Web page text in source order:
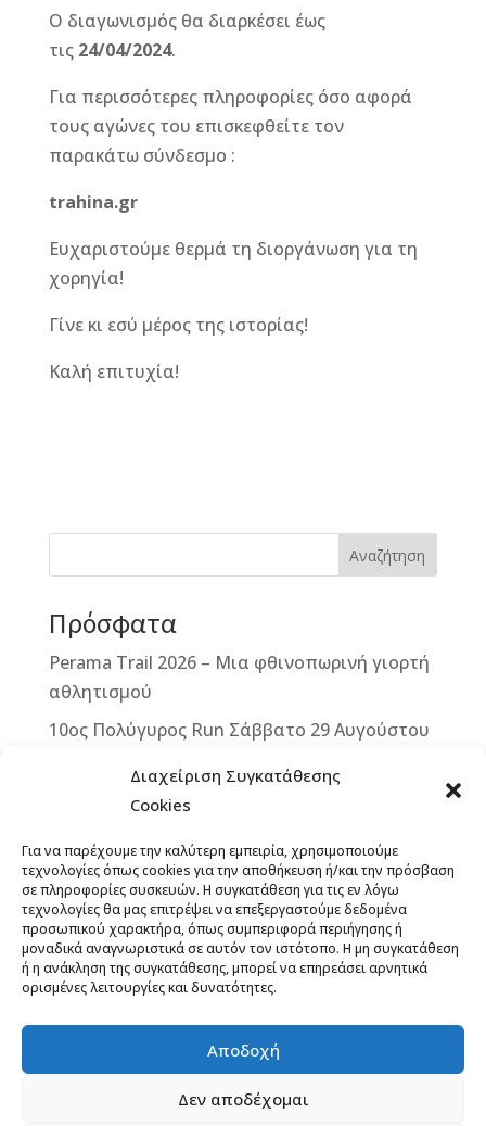
Διαχείριση Συγκατάθεσης
Cookies
Για να παρέχουμε την καλύτερη εμπειρία, χρησιμοποιούμε
τεχνολογίες όπως cookies για την αποθήκευση ή/και την πρόσβαση
σε πληροφορίες συσκευών. Η συγκατάθεση για τις εν λόγω
τεχνολογίες θα μας επιτρέψει να επεξεργαστούμε δεδομένα
προσωπικού χαρακτήρα, όπως συμπεριφορά περιήγησης ή
μοναδικά αναγνωριστικά σε αυτόν τον ιστότοπο. Η μη συγκατάθεση
ή η ανάκληση της συγκατάθεσης, μπορεί να επηρεάσει αρνητικά
ορισμένες λειτουργίες και δυνατότητες.
Αποδοχή
Δεν αποδέχομαι
Ο διαγωνισμός θα διαρκέσει έως
τις 24/04/2024.
Για περισσότερες πληροφορίες όσο αφορά
τους αγώνες του επισκεφθείτε τον
παρακάτω σύνδεσμο :
trahina.gr
Ευχαριστούμε θερμά τη διοργάνωση για τη
χορηγία!
Γίνε κι εσύ μέρος της ιστορίας!
Καλή επιτυχία!
e
o
k
e
e
r
r l ter
Αναζήτηση
Πρόσφατα
Perama Trail 2026 – Μια φθινοπωρινή γιορτή
αθλητισμού
10ος Πολύγυρος Run Σάββατο 29 Αυγούστου
2ο ΒΙΚΕ VERTICAL CHALLENGE – Μια
της Δυτικής Μάνης – Κυριακή 13
Σεπτεμβρίου 2026
Άνοιξαν οι εγγραφές για το 12th Lycabettus
Run
13ο ΞεΣκουριάΖω: Ένας Αγώνας για τα Δάση,
το Νερό, τη Ζωή! Έναρξη εγγραφών,